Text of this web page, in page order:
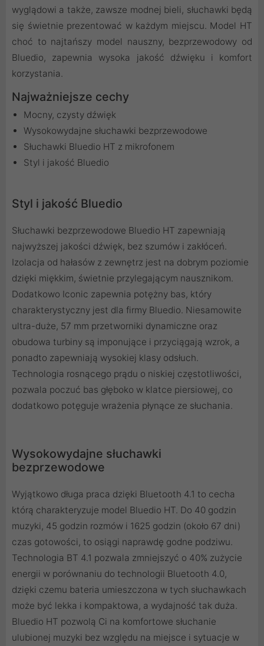
wyglądowi a także, zawsze modnej bieli, słuchawki będą
się świetnie prezentować w każdym miejscu. Model HT
choć to najtańszy model nauszny, bezprzewodowy od
Bluedio, zapewnia wysoka jakość dźwięku i komfort
korzystania.
Najważniejsze cechy
Mocny, czysty dźwięk
Wysokowydajne słuchawki bezprzewodowe
Słuchawki Bluedio HT z mikrofonem
Styl i jakość Bluedio
Styl i jakość Bluedio
Słuchawki bezprzewodowe Bluedio HT zapewniają
najwyższej jakości dźwięk, bez szumów i zakłóceń.
Izolacja od hałasów z zewnętrz jest na dobrym poziomie
dzięki miękkim, świetnie przylegającym nausznikom.
Dodatkowo Iconic zapewnia potężny bas, który
charakterystyczny jest dla firmy Bluedio. Niesamowite
ultra-duże, 57 mm przetworniki dynamiczne oraz
obudowa turbiny są imponujące i przyciągają wzrok, a
ponadto zapewniają wysokiej klasy odsłuch.
Technologia rosnącego prądu o niskiej częstotliwości,
pozwala poczuć bas głęboko w klatce piersiowej, co
dodatkowo potęguje wrażenia płynące ze słuchania.
Wysokowydajne słuchawki
bezprzewodowe
Wyjątkowo długa praca dzięki Bluetooth 4.1 to cecha
którą charakteryzuje model Bluedio HT. Do 40 godzin
muzyki, 45 godzin rozmów i 1625 godzin (około 67 dni)
czas gotowości, to osiągi naprawdę godne podziwu.
Technologia BT 4.1 pozwala zmniejszyć o 40% zużycie
energii w porównaniu do technologii Bluetooth 4.0,
dzięki czemu bateria umieszczona w tych słuchawkach
może być lekka i kompaktowa, a wydajność tak duża.
Bluedio HT pozwolą Ci na komfortowe słuchanie
ulubionej muzyki bez względu na miejsce i sytuacje w